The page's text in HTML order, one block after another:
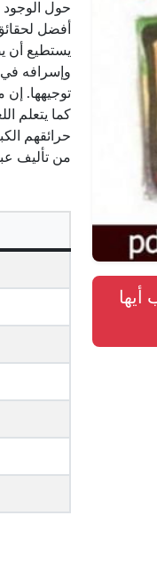
حول الوجود
أفضل
يستطيع أن
وإسرافه في
توجيهها. إن
كما يتعلم
حرائقهم
من تأليف